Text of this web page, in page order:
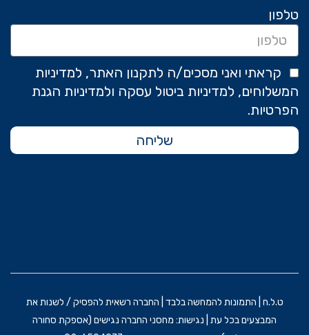
טלפון
קראתי ואני מסכים/ה לתקנון האתר, למדיניות
המשלוחים, למדיניות ביטול עסקה ולמדיניות הגנת
הפרטיות.
שליחה
ט.ל.ח | התמונות להמחשה בלבד | החברה רשאית להפסיק / לשנות את
המבצעים בכל עת | נגישות: מחסני החברה נגישים (אספקת סחורה